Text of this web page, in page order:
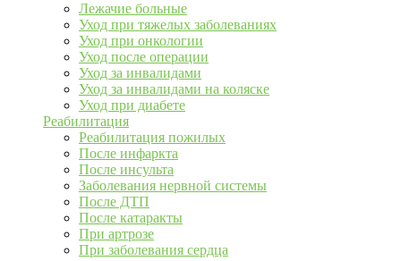
Лежачие больные
Уход при тяжелых заболеваниях
Уход при онкологии
Уход после операции
Уход за инвалидами
Уход за инвалидами на коляске
Уход при диабете
Реабилитация
Реабилитация пожилых
После инфаркта
После инсульта
Заболевания нервной системы
После ДТП
После катаракты
При артрозе
При заболевания сердца